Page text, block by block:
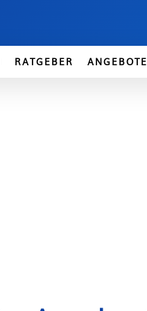
RATGEBER ANGEBOTE